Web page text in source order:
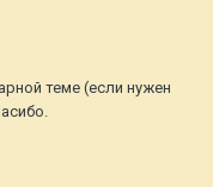
теме (если нужен